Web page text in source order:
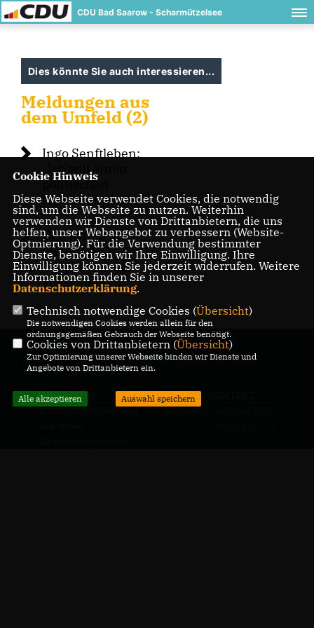
CDU Bad Saarow - Scharmützelsee
Dies könnte Sie auch interessieren...
Meldungen aus
dem Umfeld (2)
Ingo Senftleben:
Ich will einen
politischen
Neuanfang“
Ich würde auch
mit der AfD
Gespräche nicht
ausschließen“
IMPRESSUM DATENSCHUTZ
Cookie Hinweis
Diese Webseite verwendet Cookies, die notwendig
sind, um die Webseite zu nutzen. Weiterhin
verwenden wir Dienste von Drittanbietern, die uns
helfen, unser Webangebot zu verbessern (Website-
Optmierung). Für die Verwendung bestimmter
Dienste, benötigen wir Ihre Einwilligung. Ihre
Einwilligung können Sie jederzeit widerrufen. Weitere
Informationen finden Sie in unserer
Datenschutzerklärung.
Technisch notwendige Cookies (Übersicht)
Die notwendigen Cookies werden allein für den
ordnungsgemäßen Gebrauch der Webseite benötigt.
Cookies von Drittanbietern (Übersicht)
Zur Optimierung unserer Webseite binden wir Dienste und
Angebote von Drittanbietern ein.
Alle akzeptieren Auswahl speichern